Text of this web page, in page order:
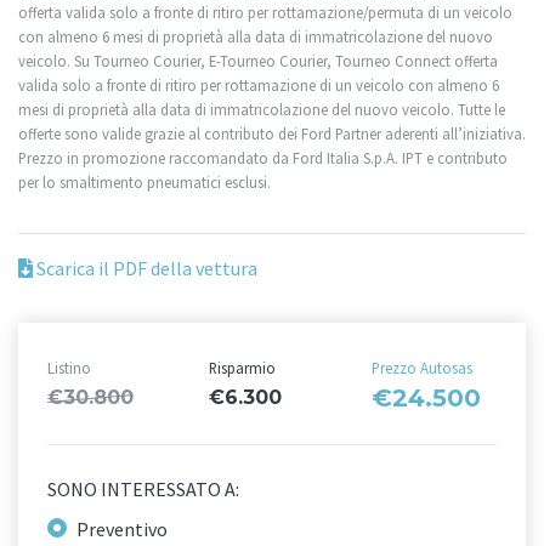
offerta valida solo a fronte di ritiro per rottamazione/permuta di un veicolo
con almeno 6 mesi di proprietà alla data di immatricolazione del nuovo
veicolo. Su Tourneo Courier, E-Tourneo Courier, Tourneo Connect offerta
valida solo a fronte di ritiro per rottamazione di un veicolo con almeno 6
mesi di proprietà alla data di immatricolazione del nuovo veicolo. Tutte le
offerte sono valide grazie al contributo dei Ford Partner aderenti all’iniziativa.
Prezzo in promozione raccomandato da Ford Italia S.p.A. IPT e contributo
per lo smaltimento pneumatici esclusi.
Scarica il PDF della vettura
Listino
€30.800
Risparmio
€6.300
Prezzo Autosas
€24.500
SONO INTERESSATO A:
Preventivo